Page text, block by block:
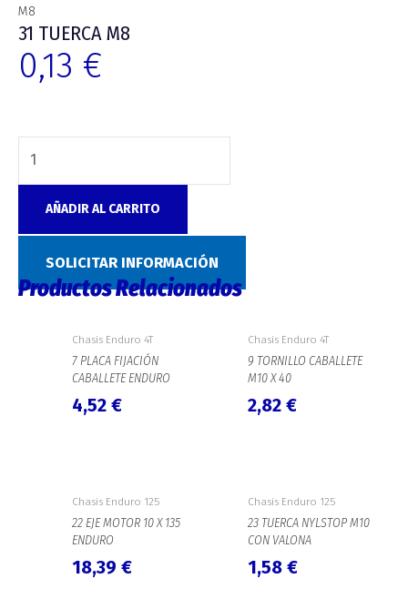
M8
31 TUERCA M8
0,13 €
AÑADIR AL CARRITO
SOLICITAR INFORMACIÓN
Productos Relacionados
Chasis Enduro 4T
7 PLACA FIJACIÓN
CABALLETE ENDURO
4,52 €
Chasis Enduro 4T
9 TORNILLO CABALLETE
M10 X 40
2,82 €
Chasis Enduro 125
22 EJE MOTOR 10 X 135
ENDURO
18,39 €
Chasis Enduro 125
23 TUERCA NYLSTOP M10
CON VALONA
1,58 €